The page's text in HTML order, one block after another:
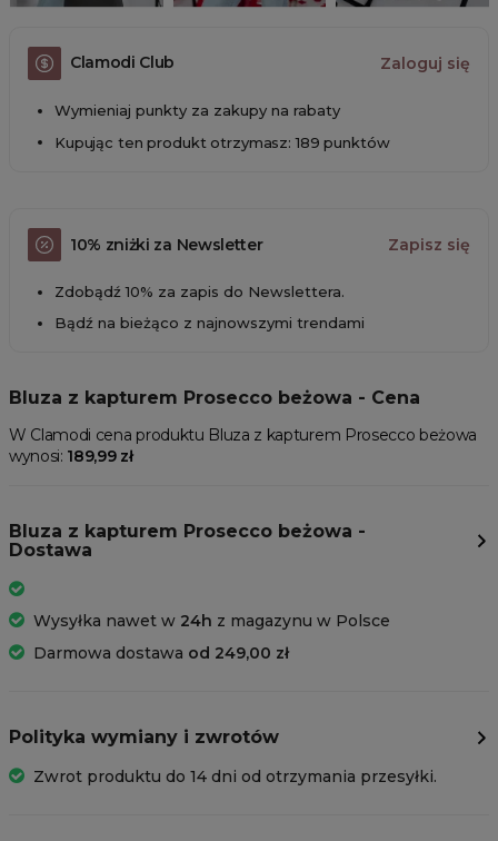
Clamodi Club Zaloguj się
Wymieniaj punkty za zakupy na rabaty
Kupując ten produkt otrzymasz: 189 punktów
10% zniżki za Newsletter Zapisz się
Zdobądź 10% za zapis do Newslettera.
Bądź na bieżąco z najnowszymi trendami
Bluza z kapturem Prosecco beżowa - Cena
W Clamodi cena produktu Bluza z kapturem Prosecco beżowa
wynosi: 189,99 zł
Bluza z kapturem Prosecco beżowa -
Dostawa
Wysyłka nawet w 24h z magazynu w Polsce
Darmowa dostawa od 249,00 zł
Polityka wymiany i zwrotów
Zwrot produktu do 14 dni od otrzymania przesyłki.